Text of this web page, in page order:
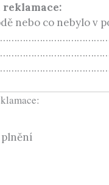
nebo co nebylo v